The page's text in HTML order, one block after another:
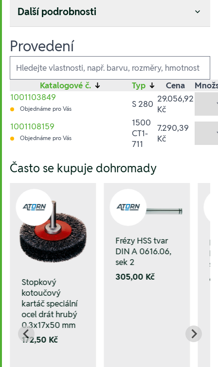
Další podrobnosti
Provedení
Ausführungen
Katalogové č. ↓ Typ ↓ Cena
1001103849
Objednáme pro Vás S 280 29.056,92
Kč
1001108159
Objednáme pro Vás
1500
CT1-
711
7.290,39
Kč
Často se kupuje dohromady
Stopkový
kotoučový
kartáč speciální
ocel drát hrubý
0.3x17x50 mm
172,50 Kč
Frézy HSS tvar
DIN A 0616.06,
sek 2
305,00 Kč